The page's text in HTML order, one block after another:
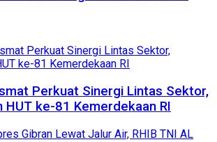
Perkuat Sinergi Lintas Sektor,
HUT ke-81 Kemerdekaan RI